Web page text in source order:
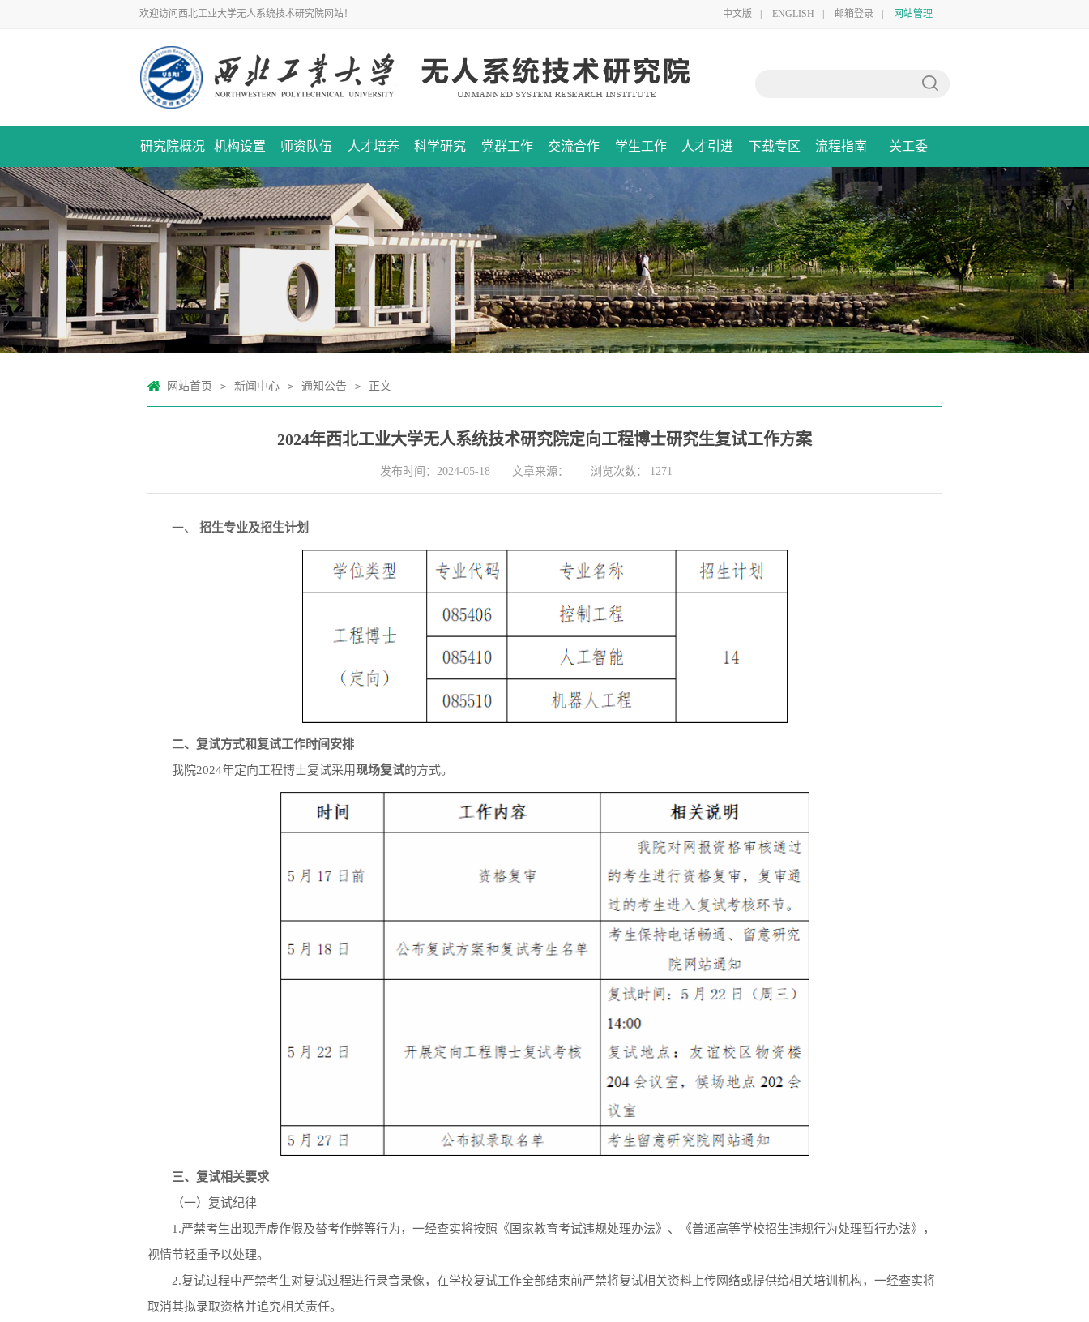
欢迎访问西北工业大学无人系统技术研究院网站！ 中文版 ENGLISH 邮箱登录 网站管理
研究院概况 机构设置 师资队伍 人才培养 科学研究 党群工作 交流合作 学生工作 人才引进 下载专区 流程指南 关工委
网站首页 > 新闻中心 > 通知公告 > 正文
2024年西北工业大学无人系统技术研究院定向工程博士研究生复试工作方案
发布时间：2024-05-18 文章来源： 浏览次数： 1271
一、 招生专业及招生计划
二、复试方式和复试工作时间安排
我院2024年定向工程博士复试采用现场复试的方式。
三、复试相关要求
（一）复试纪律
1.严禁考生出现弄虚作假及替考作弊等行为，一经查实将按照《国家教育考试违规处理办法》、《普通高等学校招生违规行为处理暂行办法》，
视情节轻重予以处理。
2.复试过程中严禁考生对复试过程进行录音录像，在学校复试工作全部结束前严禁将复试相关资料上传网络或提供给相关培训机构，一经查实将
取消其拟录取资格并追究相关责任。